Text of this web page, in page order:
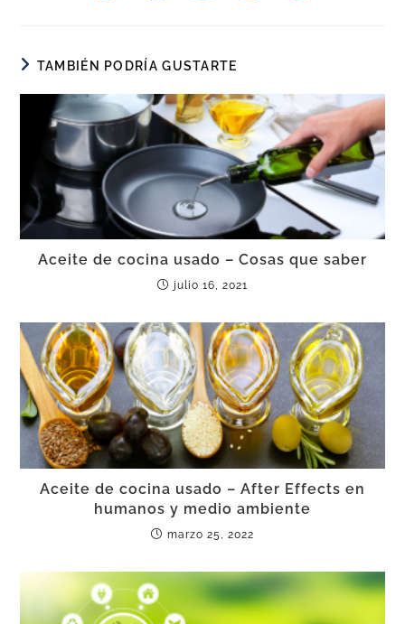
TAMBIÉN PODRÍA GUSTARTE
Aceite de cocina usado – Cosas que saber
julio 16, 2021
Aceite de cocina usado – After Effects en
humanos y medio ambiente
marzo 25, 2022